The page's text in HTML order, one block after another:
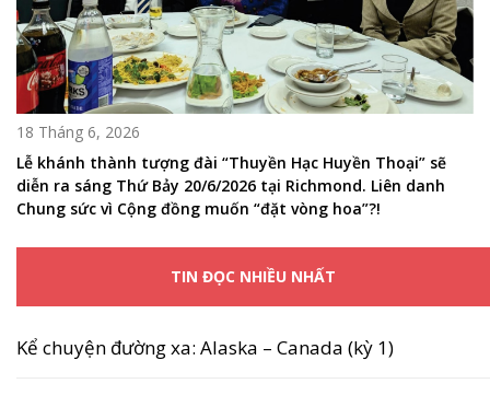
18 Tháng 6, 2026
Lễ khánh thành tượng đài “Thuyền Hạc Huyền Thoại” sẽ
diễn ra sáng Thứ Bảy 20/6/2026 tại Richmond. Liên danh
Chung sức vì Cộng đồng muốn “đặt vòng hoa”?!
TIN ĐỌC NHIỀU NHẤT
Kể chuyện đường xa: Alaska – Canada (kỳ 1)